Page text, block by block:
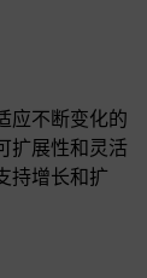
应不断变化的
扩展性和灵活
持增长和扩